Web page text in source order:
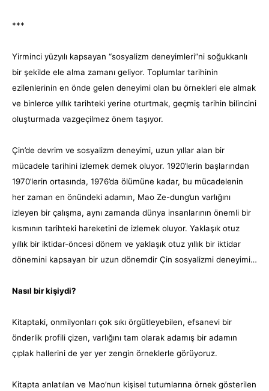
***
Yirminci yüzyılı kapsayan “sosyalizm deneyimleri”ni soğukkanlı
bir şekilde ele alma zamanı geliyor. Toplumlar tarihinin
ezilenlerinin en önde gelen deneyimi olan bu örnekleri ele almak
ve binlerce yıllık tarihteki yerine oturtmak, geçmiş tarihin bilincini
oluşturmada vazgeçilmez önem taşıyor.
Çin’de devrim ve sosyalizm deneyimi, uzun yıllar alan bir
mücadele tarihini izlemek demek oluyor. 1920’lerin başlarından
1970’lerin ortasında, 1976’da ölümüne kadar, bu mücadelenin
her zaman en önündeki adamın, Mao Ze-dung’un varlığını
izleyen bir çalışma, aynı zamanda dünya insanlarının önemli bir
kısmının tarihteki hareketini de izlemek oluyor. Yaklaşık otuz
yıllık bir iktidar-öncesi dönem ve yaklaşık otuz yıllık bir iktidar
dönemini kapsayan bir uzun dönemdir Çin sosyalizmi deneyimi…
Nasıl bir kişiydi?
Kitaptaki, onmilyonları çok sıkı örgütleyebilen, efsanevi bir
önderlik profili çizen, varlığını tam olarak adamış bir adamın
çıplak hallerini de yer yer zengin örneklerle görüyoruz.
Kitapta anlatılan ve Mao’nun kişisel tutumlarına örnek gösterilen